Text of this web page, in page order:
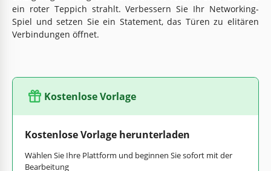
ein roter Teppich strahlt. Verbessern Sie Ihr Networking-
Spiel und setzen Sie ein Statement, das Türen zu elitären
Verbindungen öffnet.
Kostenlose Vorlage
Kostenlose Vorlage herunterladen
Wählen Sie Ihre Plattform und beginnen Sie sofort mit der
Bearbeitung